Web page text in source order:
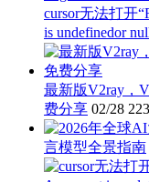
cursor无法打开
is undefinedor
最新版V2ray，
费分享 02/28
言模型全景指南